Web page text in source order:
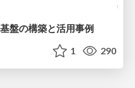
盤の構築と活用事例
1 290